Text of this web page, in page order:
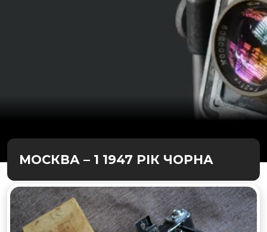
МОСКВА – 1 1947 РІК ЧОРНА